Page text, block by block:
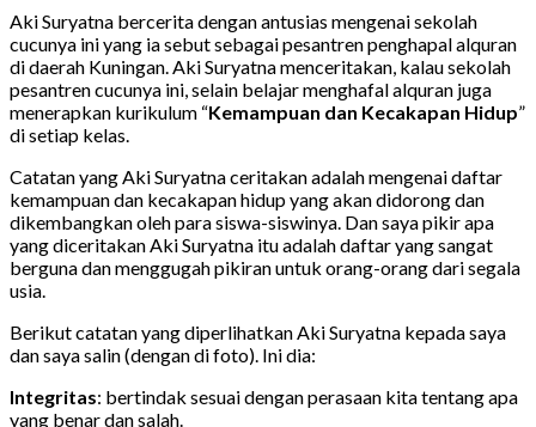
Aki Suryatna bercerita dengan antusias mengenai sekolah
cucunya ini yang ia sebut sebagai pesantren penghapal alquran
di daerah Kuningan. Aki Suryatna menceritakan, kalau sekolah
pesantren cucunya ini, selain belajar menghafal alquran juga
menerapkan kurikulum “Kemampuan dan Kecakapan Hidup”
di setiap kelas.
Catatan yang Aki Suryatna ceritakan adalah mengenai daftar
kemampuan dan kecakapan hidup yang akan didorong dan
dikembangkan oleh para siswa-siswinya. Dan saya pikir apa
yang diceritakan Aki Suryatna itu adalah daftar yang sangat
berguna dan menggugah pikiran untuk orang-orang dari segala
usia.
Berikut catatan yang diperlihatkan Aki Suryatna kepada saya
dan saya salin (dengan di foto). Ini dia:
Integritas: bertindak sesuai dengan perasaan kita tentang apa
yang benar dan salah.